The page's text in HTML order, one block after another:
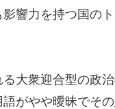
響力を持つ国の
大衆迎合型の政
がやや曖昧でそ